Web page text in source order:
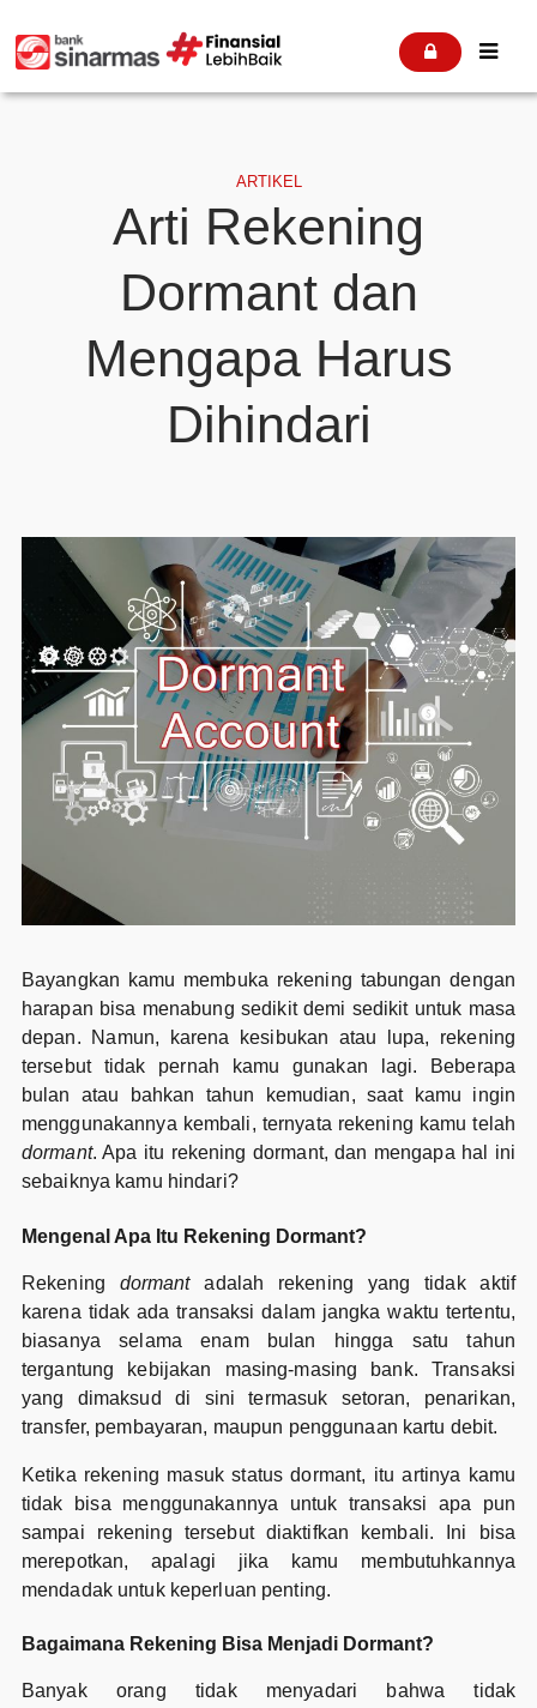
 
ARTIKEL
Arti Rekening
Dormant dan
Mengapa Harus
Dihindari
Bayangkan kamu membuka rekening tabungan dengan
harapan bisa menabung sedikit demi sedikit untuk masa
depan. Namun, karena kesibukan atau lupa, rekening
tersebut tidak pernah kamu gunakan lagi. Beberapa
bulan atau bahkan tahun kemudian, saat kamu ingin
menggunakannya kembali, ternyata rekening kamu telah
dormant. Apa itu rekening dormant, dan mengapa hal ini
sebaiknya kamu hindari?
Mengenal Apa Itu Rekening Dormant?
Rekening dormantadalah rekening yang tidak aktif
karena tidak ada transaksi dalam jangka waktu tertentu,
biasanya selama enam bulan hingga satu tahun
tergantung kebijakan masing-masing bank. Transaksi
yang dimaksud di sini termasuk setoran, penarikan,
transfer, pembayaran, maupun penggunaan kartu debit.
Ketika rekening masuk status dormant, itu artinya kamu
tidak bisa menggunakannya untuk transaksi apa pun
sampai rekening tersebut diaktifkan kembali. Ini bisa
merepotkan, apalagi jika kamu membutuhkannya
mendadak untuk keperluan penting.
Bagaimana Rekening Bisa Menjadi Dormant?
Banyak orang tidak menyadari bahwa tidak